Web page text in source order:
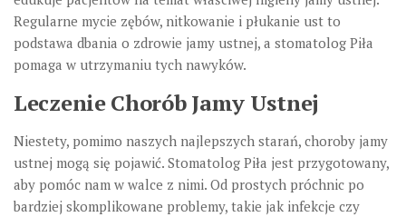
Regularne mycie zębów, nitkowanie i płukanie ust to
podstawa dbania o zdrowie jamy ustnej, a stomatolog Piła
pomaga w utrzymaniu tych nawyków.
Leczenie Chorób Jamy Ustnej
Niestety, pomimo naszych najlepszych starań, choroby jamy
ustnej mogą się pojawić. Stomatolog Piła jest przygotowany,
aby pomóc nam w walce z nimi. Od prostych próchnic po
bardziej skomplikowane problemy, takie jak infekcje czy